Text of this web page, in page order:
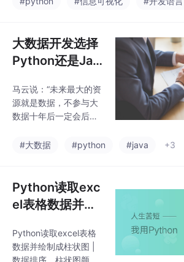
度低，可扩展性极强，
视化确实可以使分析的
任务更清晰、更容易理
解，特别是对于大规模
接近尾声时，以一种清
晰、简洁而引人注目的
方式展示最终结果也是
众（通常是非技术人员
大数据开发选择
Python还是Jav
解总结。
马云说：“未来最大的资
源就是数据，不参与大
数据十年后一定会后
很有先见，这几年大数
对大数据的学习脉络和
方法也渐渐清晰。今天
我们就来谈谈学习大数
然并不只是我个人之
见，此外我搜集了各路
#大数据 #python #java +3
Python读取exc
el表格数据并绘
据排序、柱状图
颜色、标签乱码
Python读取excel表格
数据并绘制成柱状图 |
数据排序、柱状图颜